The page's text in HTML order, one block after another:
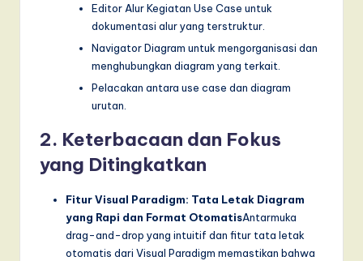
Editor Alur Kegiatan Use Case untuk
dokumentasi alur yang terstruktur.
Navigator Diagram untuk mengorganisasi dan
menghubungkan diagram yang terkait.
Pelacakan antara use case dan diagram
urutan.
2. Keterbacaan dan Fokus
yang Ditingkatkan
Fitur Visual Paradigm: Tata Letak Diagram
yang Rapi dan Format OtomatisAntarmuka
drag-and-drop yang intuitif dan fitur tata letak
otomatis dari Visual Paradigm memastikan bahwa